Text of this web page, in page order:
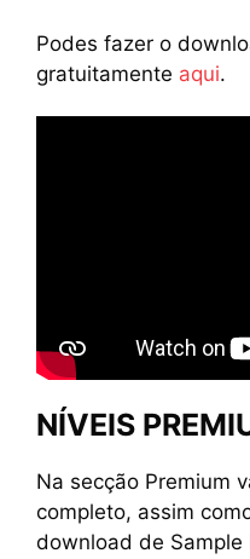
Podes fazer o
gratuitamente aqui.
NÍVEIS
Na secção Premium
completo, assim
download de Sample